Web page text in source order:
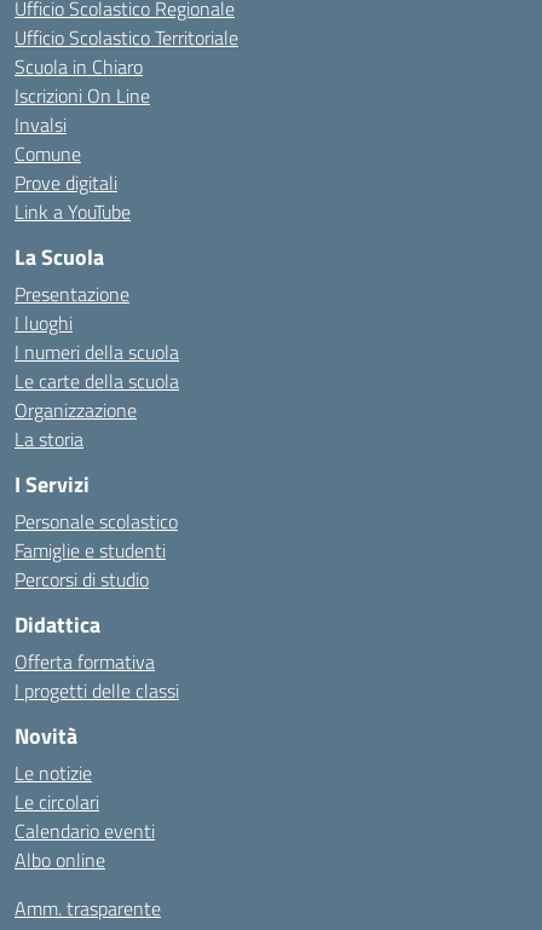
Ufficio Scolastico Regionale
Ufficio Scolastico Territoriale
Scuola in Chiaro
Iscrizioni On Line
Invalsi
Comune
Prove digitali
Link a YouTube
La Scuola
Presentazione
I luoghi
I numeri della scuola
Le carte della scuola
Organizzazione
La storia
I Servizi
Personale scolastico
Famiglie e studenti
Percorsi di studio
Didattica
Offerta formativa
I progetti delle classi
Novità
Le notizie
Le circolari
Calendario eventi
Albo online
Amm. trasparente